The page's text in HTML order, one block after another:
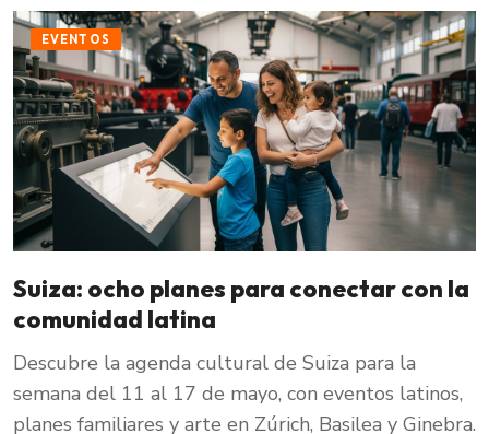
EVENTOS
Suiza: ocho planes para conectar con la
comunidad latina
Descubre la agenda cultural de Suiza para la
semana del 11 al 17 de mayo, con eventos latinos,
planes familiares y arte en Zúrich, Basilea y Ginebra.